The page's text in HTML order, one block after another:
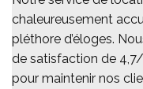
chaleureusement
pléthore d’éloges.
de satisfaction de
pour maintenir nos